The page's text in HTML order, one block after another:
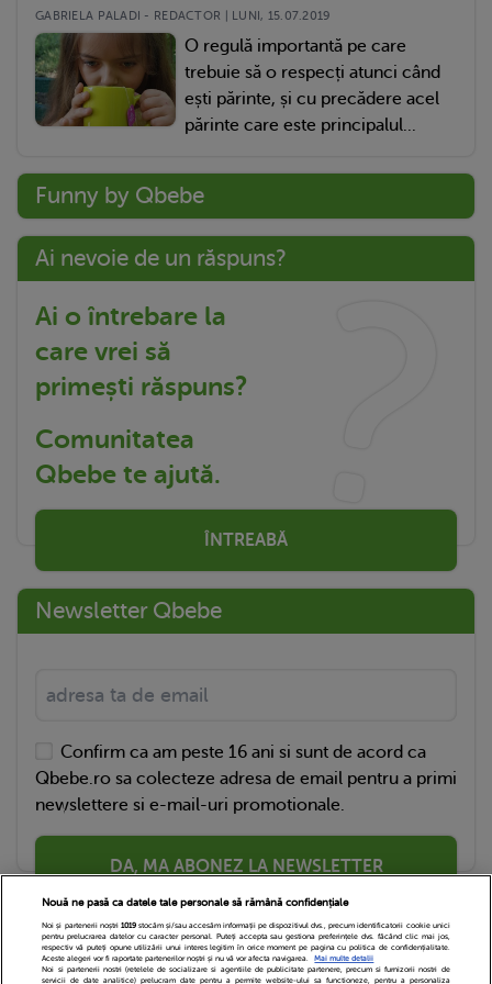
GABRIELA PALADI - REDACTOR | LUNI, 15.07.2019
O regulă importantă pe care
trebuie să o respecți atunci când
ești părinte, și cu precădere acel
părinte care este principalul...
Funny by Qbebe
Ai nevoie de un răspuns?
Ai o întrebare la
care vrei să
primești răspuns?
Comunitatea
Qbebe te ajută.
ÎNTREABĂ
Newsletter Qbebe
Confirm ca am peste 16 ani si sunt de acord ca
Qbebe.ro sa colecteze adresa de email pentru a primi
newslettere si e-mail-uri promotionale.
DA, MA ABONEZ LA NEWSLETTER
Nouă ne pasă ca datele tale personale să rămână confidențiale
Noi și partenerii noștri 1019stocăm și/sau accesăm informații pe dispozitivul dvs., precum identificatorii cookie unici
pentru prelucrarea datelor cu caracter personal. Puteți accepta sau gestiona preferințele dvs. făcând clic mai jos,
respectiv vă puteți opune utilizării unui interes legitim în orice moment pe pagina cu politica de confidențialitate.
Aceste alegeri vor fi raportate partenerilor noștri și nu vă vor afecta navigarea.
Mai multe detalii
Noi si partenerii nostri (retelele de socializare si agentiile de publicitate partenere, precum si furnizorii nostri de
servicii de date analitice) prelucram date pentru a permite website-ului sa functioneze, pentru a personaliza